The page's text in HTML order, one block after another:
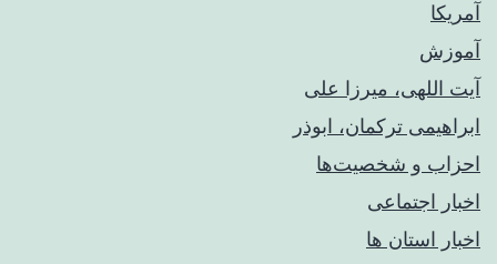
آمریکا
آموزش
آیت اللهی، میرزا علی
ابراهیمی ترکمان، ابوذر
احزاب و شخصیت‌ها
اخبار اجتماعی
اخبار استان ها